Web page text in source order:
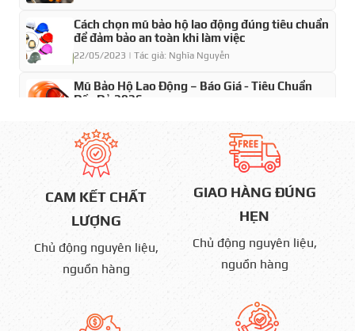
buộc phải có phao cứu sinh
Ưu Điểm Nổi Bật Của Phao Cứu
Hộ Nhật Quang
Nhựa HDPE/PE/EVA dày, chịu lực tốt
Chống va đập – chống nứt vỡ
Không thấm nước – không mục – tuổi thọ cao
⭐ Lực nổi mạnh – an toàn tối đa
Tải trọng lớn
Nổi ổn định lâu dài
⭐ Thiết kế thông minh – cứu hộ
Cách chọn mũ bảo hộ lao động đúng tiêu chuẩn
để đảm bảo an toàn khi làm việc
22/05/2023 | Tác giả: Nghĩa Nguyễn
Mũ Bảo Hộ Lao Động – Báo Giá - Tiêu Chuẩn
Đầy Đủ 2026
Mũ Bảo hộ lao động Nhật Quang giá bao nhiêu
tiền
22/05/2023 | Tác giả: Nghĩa Nguyễn
CAM KẾT CHẤT
LƯỢNG
Chủ động nguyên liệu,
nguồn hàng
GIAO HÀNG ĐÚNG
HẸN
Chủ động nguyên liệu,
nguồn hàng